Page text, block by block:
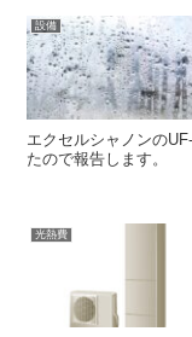
設備
エクセルシャノンの
たので報告します。
光熱費